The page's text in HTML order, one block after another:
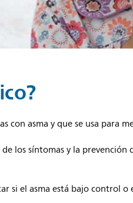
asma y que se usa para
los síntomas y la
si el asma está bajo control o